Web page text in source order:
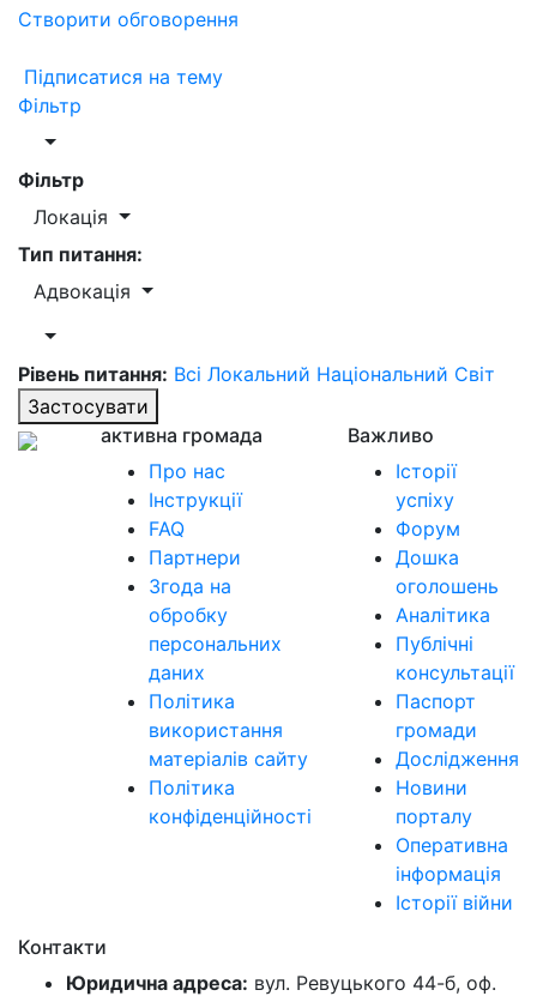
Створити обговорення
Підписатися на тему
Фільтр
Фільтр
Локація
Тип питання:
Адвокація
Рівень питання: Всі Локальний Національний Світ
Застосувати
активна громада
Про нас
Інструкції
FAQ
Партнери
Згода на
обробку
персональних
даних
Політика
використання
матеріалів сайту
Політика
конфіденційності
Важливо
Історії
успіху
Форум
Дошка
оголошень
Аналітика
Публічні
консультації
Паспорт
громади
Дослідження
Новини
порталу
Оперативна
інформація
Історії війни
Контакти
Юридична адреса: вул. Ревуцького 44-б, оф.